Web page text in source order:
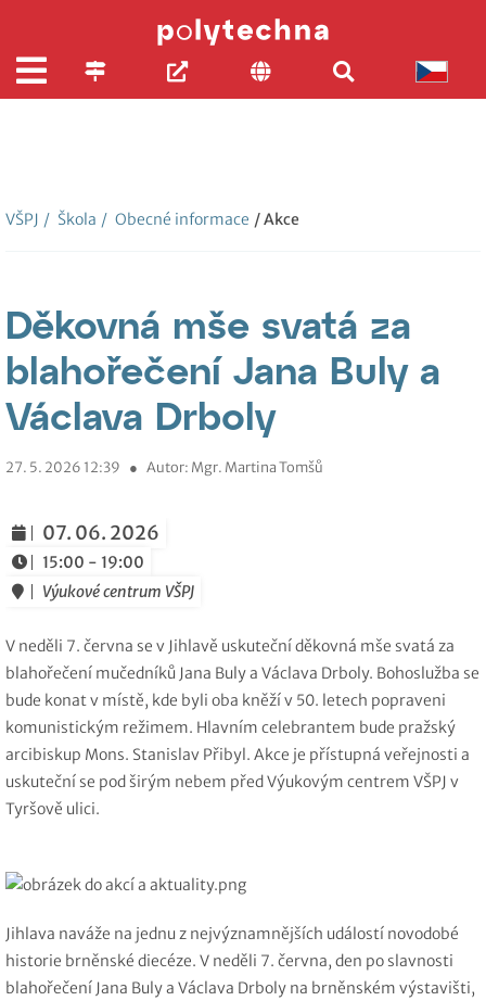
VŠPJ / Škola / Obecné informace / Akce
Děkovná mše svatá za
blahořečení Jana Buly a
Václava Drboly
27. 5. 2026 12:39 ● Autor: Mgr. Martina Tomšů
07. 06. 2026
15:00 - 19:00
Výukové centrum VŠPJ
V neděli 7. června se v Jihlavě uskuteční děkovná mše svatá za
blahořečení mučedníků Jana Buly a Václava Drboly. Bohoslužba se
bude konat v místě, kde byli oba kněží v 50. letech popraveni
komunistickým režimem. Hlavním celebrantem bude pražský
arcibiskup Mons. Stanislav Přibyl. Akce je přístupná veřejnosti a
uskuteční se pod širým nebem před Výukovým centrem VŠPJ v
Tyršově ulici.
Jihlava naváže na jednu z nejvýznamnějších událostí novodobé
historie brněnské diecéze. V neděli 7. června, den po slavnosti
blahořečení Jana Buly a Václava Drboly na brněnském výstavišti,